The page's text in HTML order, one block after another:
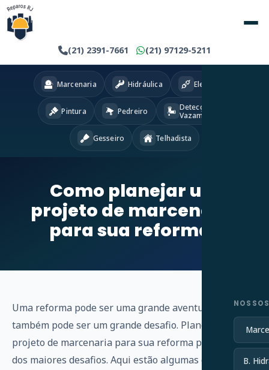
(21) 2391-7661 (21) 97129-5211
B.
Marcenaria Hidráulica Eletricista
Pintura Pedreiro
Detecção
Vazamentos
Gesseiro Telhadista
Como planejar um
projeto de marcenaria
para sua reforma?
Uma reforma pode ser uma grande aventura, mas
também pode ser um grande desafio. Planejar um
projeto de marcenaria para sua reforma pode ser um
dos maiores desafios. Aqui estão algumas dicas para